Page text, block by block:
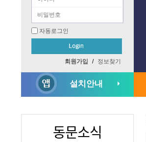
자동로그인
회원가입 / 정보찾기
설치안내
동문소식